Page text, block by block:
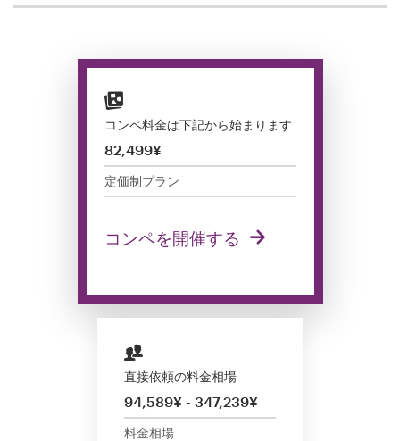
コンペ料金は下記から始まります
82,499¥
定価制プラン
コンペを開催する
直接依頼の料金相場
94,589¥ - 347,239¥
料金相場
1-to-1プロジェクト
デザイナーを探す
インスピレーションを得る